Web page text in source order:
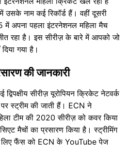
उसके नाम कई रिकॉर्ड हैं। वहीं दूसरी
अपना पहला इंटरनेशनल महिला मैच
रहा है। इस सीरीज़ के बारे में आपको जो
गया है।
की जानकारी
सीरीज़ यूरोपियन क्रिकेट नेटवर्क
स्ट्रीम की जाती हैं। ECN ने
टीम की 2020 सीरीज़ को कवर किया
मैचों का प्रसारण किया है। स्ट्रीमिंग
लिए फैंस को ECN के YouTube पेज